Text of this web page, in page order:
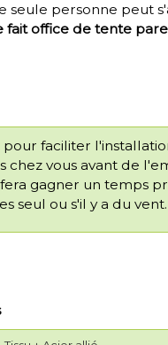
seule personne peut
fait office de tente
pour faciliter
chez vous avant de
gagner un temps
seul ou s'il y a du vent.